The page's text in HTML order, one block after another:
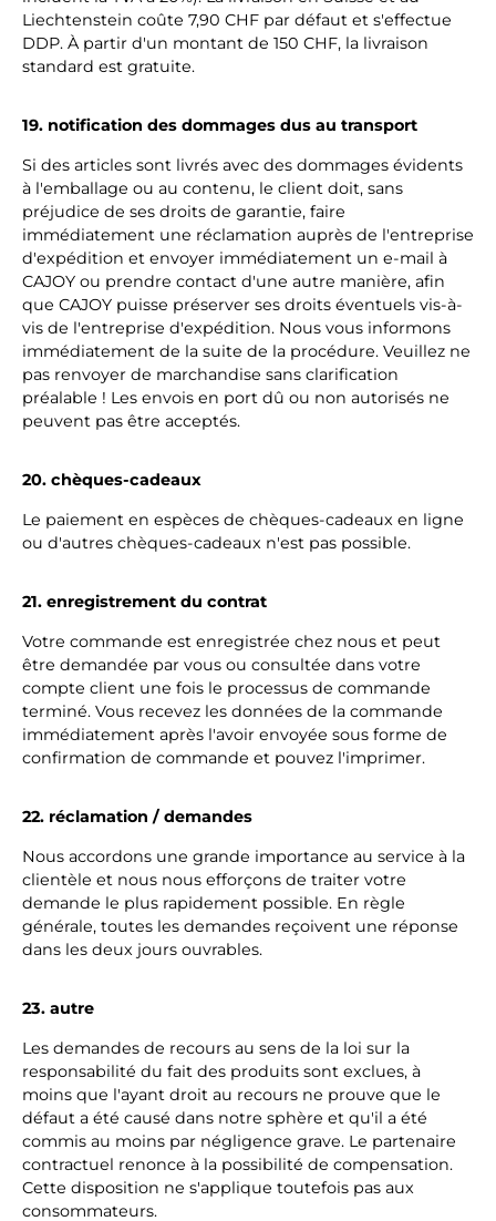
Liechtenstein coûte 7,90 CHF par défaut et s'effectue
DDP. À partir d'un montant de 150 CHF, la livraison
standard est gratuite.
19. notification des dommages dus au transport
Si des articles sont livrés avec des dommages évidents
à l'emballage ou au contenu, le client doit, sans
préjudice de ses droits de garantie, faire
immédiatement une réclamation auprès de l'entreprise
d'expédition et envoyer immédiatement un e-mail à
CAJOY ou prendre contact d'une autre manière, afin
que CAJOY puisse préserver ses droits éventuels vis-à-
vis de l'entreprise d'expédition. Nous vous informons
immédiatement de la suite de la procédure. Veuillez ne
pas renvoyer de marchandise sans clarification
préalable ! Les envois en port dû ou non autorisés ne
peuvent pas être acceptés.
20. chèques-cadeaux
Le paiement en espèces de chèques-cadeaux en ligne
ou d'autres chèques-cadeaux n'est pas possible.
21. enregistrement du contrat
Votre commande est enregistrée chez nous et peut
être demandée par vous ou consultée dans votre
compte client une fois le processus de commande
terminé. Vous recevez les données de la commande
immédiatement après l'avoir envoyée sous forme de
confirmation de commande et pouvez l'imprimer.
22. réclamation / demandes
Nous accordons une grande importance au service à la
clientèle et nous nous efforçons de traiter votre
demande le plus rapidement possible. En règle
générale, toutes les demandes reçoivent une réponse
dans les deux jours ouvrables.
23. autre
Les demandes de recours au sens de la loi sur la
responsabilité du fait des produits sont exclues, à
moins que l'ayant droit au recours ne prouve que le
défaut a été causé dans notre sphère et qu'il a été
commis au moins par négligence grave. Le partenaire
contractuel renonce à la possibilité de compensation.
Cette disposition ne s'applique toutefois pas aux
consommateurs.